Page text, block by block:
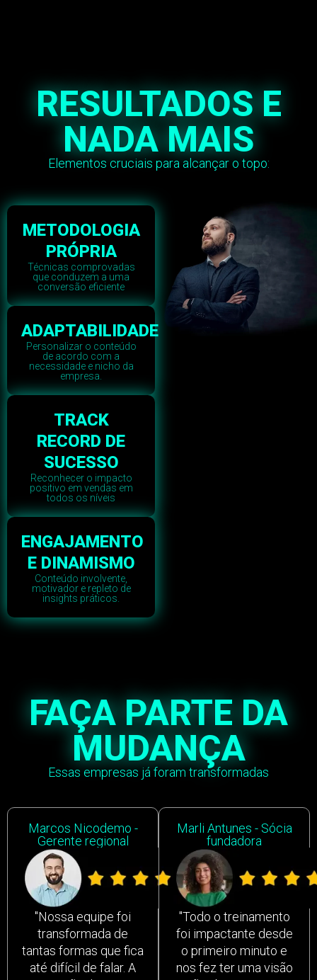
RESULTADOS E
NADA MAIS
Elementos cruciais para alcançar o topo:
METODOLOGIA
PRÓPRIA
Técnicas comprovadas
que conduzem a uma
conversão eficiente
ADAPTABILIDADE
Personalizar o conteúdo
de acordo com a
necessidade e nicho da
empresa.
TRACK
RECORD DE
SUCESSO
Reconhecer o impacto
positivo em vendas em
todos os níveis
ENGAJAMENTO
E DINAMISMO
Conteúdo involvente,
motivador e repleto de
insights práticos.
FAÇA PARTE DA
MUDANÇA
Essas empresas já foram transformadas
Marcos Nicodemo -
Gerente regional
"Nossa equipe foi
transformada de
tantas formas que fica
até difícil de falar. A
Marli Antunes - Sócia
fundadora
"Todo o treinamento
foi impactante desde
o primeiro minuto e
nos fez ter uma visão